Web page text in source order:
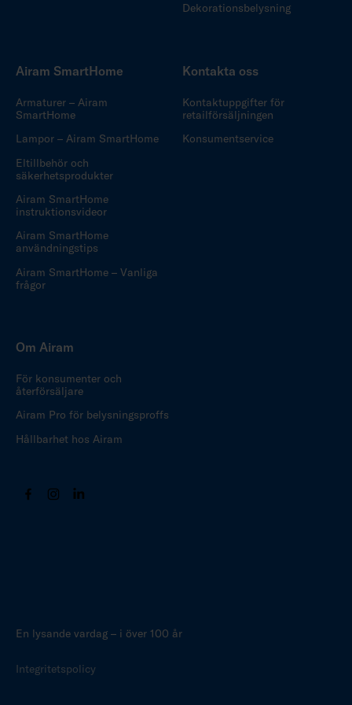
Dekorationsbelysning
Airam SmartHome
Armaturer – Airam
SmartHome
Lampor – Airam SmartHome
Eltillbehör och
säkerhetsprodukter
Airam SmartHome
instruktionsvideor
Airam SmartHome
användningstips
Airam SmartHome – Vanliga
frågor
Kontakta oss
Kontaktuppgifter för
retailförsäljningen
Konsumentservice
Om Airam
För konsumenter och
återförsäljare
Airam Pro för belysningsproffs
Hållbarhet hos Airam
En lysande vardag – i över 100 år
Integritetspolicy